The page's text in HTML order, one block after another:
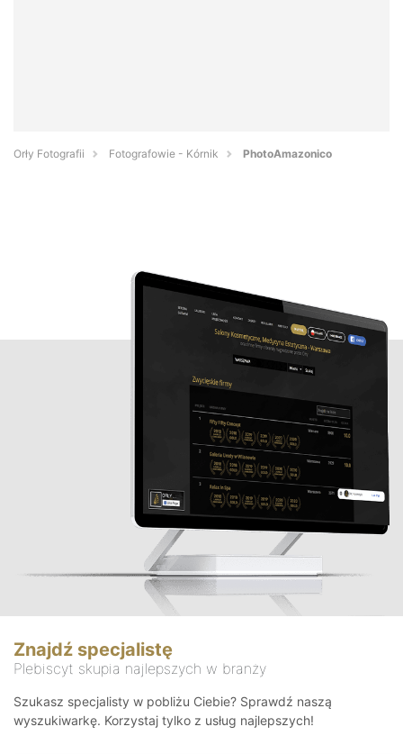
Orły Fotografii Fotografowie - Kórnik PhotoAmazonico
Znajdź specjalistę
Plebiscyt skupia najlepszych w branży
Szukasz specjalisty w pobliżu Ciebie? Sprawdź naszą
wyszukiwarkę. Korzystaj tylko z usług najlepszych!